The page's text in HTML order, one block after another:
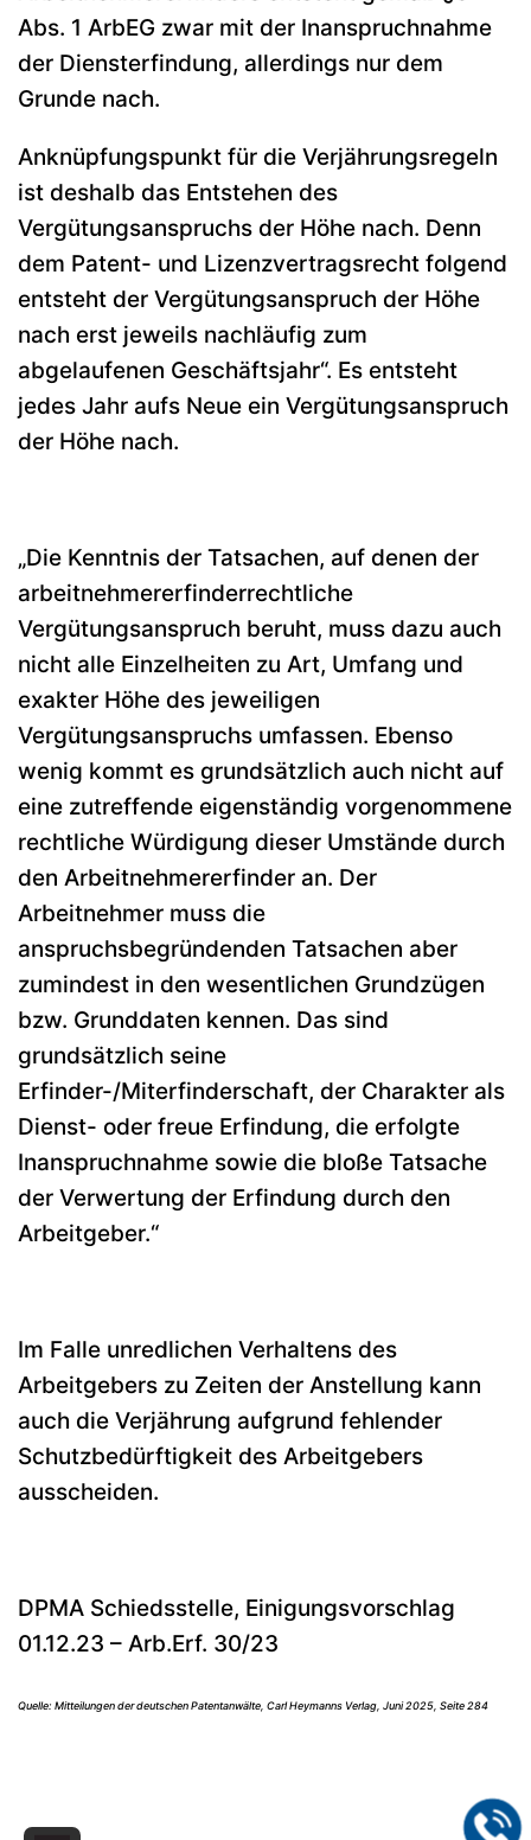
Abs. 1 ArbEG zwar mit der Inanspruchnahme
der Diensterfindung, allerdings nur dem
Grunde nach.
Anknüpfungspunkt für die Verjährungsregeln
ist deshalb das Entstehen des
Vergütungsanspruchs der Höhe nach. Denn
dem Patent- und Lizenzvertragsrecht folgend
entsteht der Vergütungsanspruch der Höhe
nach erst jeweils nachläufig zum
abgelaufenen Geschäftsjahr“. Es entsteht
jedes Jahr aufs Neue ein Vergütungsanspruch
der Höhe nach.
„Die Kenntnis der Tatsachen, auf denen der
arbeitnehmererfinderrechtliche
Vergütungsanspruch beruht, muss dazu auch
nicht alle Einzelheiten zu Art, Umfang und
exakter Höhe des jeweiligen
Vergütungsanspruchs umfassen. Ebenso
wenig kommt es grundsätzlich auch nicht auf
eine zutreffende eigenständig vorgenommene
rechtliche Würdigung dieser Umstände durch
den Arbeitnehmererfinder an. Der
Arbeitnehmer muss die
anspruchsbegründenden Tatsachen aber
zumindest in den wesentlichen Grundzügen
bzw. Grunddaten kennen. Das sind
grundsätzlich seine
Erfinder-/Miterfinderschaft, der Charakter als
Dienst- oder freue Erfindung, die erfolgte
Inanspruchnahme sowie die bloße Tatsache
der Verwertung der Erfindung durch den
Arbeitgeber.“
Im Falle unredlichen Verhaltens des
Arbeitgebers zu Zeiten der Anstellung kann
auch die Verjährung aufgrund fehlender
Schutzbedürftigkeit des Arbeitgebers
ausscheiden.
DPMA Schiedsstelle, Einigungsvorschlag
01.12.23 – Arb.Erf. 30/23
Quelle: Mitteilungen der deutschen Patentanwälte, Carl Heymanns Verlag, Juni 2025, Seite 284